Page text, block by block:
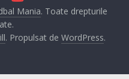
Mania. Toate drepturile
. Propulsat de WordPress.